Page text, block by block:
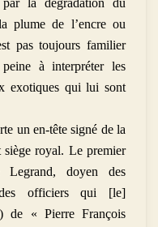
par la dégradation du
plume de l’encre ou
pas toujours familier
à interpréter les
exotiques qui lui sont
un en-tête signé de la
royal. Le premier
doyen des
officiers qui [le]
de « Pierre François